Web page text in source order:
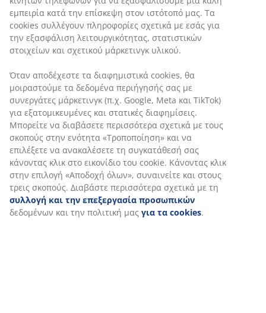
εμπειρία κατά την επίσκεψη στον ιστότοπό μας. Τα
cookies συλλέγουν πληροφορίες σχετικά με εσάς για
την εξασφάλιση λειτουργικότητας, στατιστικών
στοιχείων και σχετικού μάρκετινγκ υλικού.
Όταν αποδέχεστε τα διαφημιστικά cookies, θα
μοιραστούμε τα δεδομένα περιήγησής σας με
συνεργάτες μάρκετινγκ (π.χ. Google, Meta και TikTok)
για εξατομικευμένες και στατικές διαφημίσεις.
Μπορείτε να διαβάσετε περισσότερα σχετικά με τους
σκοπούς στην ενότητα «Τροποποίηση» και να
επιλέξετε να ανακαλέσετε τη συγκατάθεσή σας
κάνοντας κλικ στο εικονίδιο του cookie. Κάνοντας κλικ
στην επιλογή «Αποδοχή όλων», συναινείτε και στους
τρεις σκοπούς. Διαβάστε περισσότερα σχετικά με τη
συλλογή και την επεξεργασία προσωπικών
δεδομένων και την πολιτική μας για τα cookies.